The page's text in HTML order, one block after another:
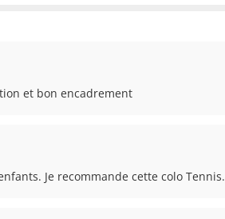
et bon encadrement
Je recommande cette colo Tennis.